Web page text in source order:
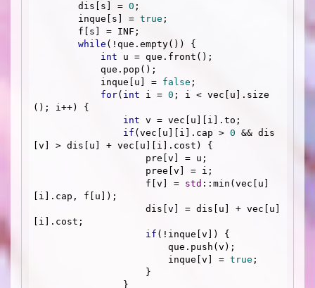
        dis[s] =
0 ;
        inque[s] =
true ;
while (!que.empty()) {
int u = que.front();
            inque[u] =
false ;
for( int i = 0 ; i < vec[u].size
(); i++) {
int v = vec[u][i].to;
if (vec[u][i].cap > 0 && dis
[v] > dis[u] + vec[u][i].cost) {
                    f[v] =
std ::min(vec[u]
[i].cap, f[u]);
[i].cost;
if (!inque[v]) {
                        inque[v] =
true ;